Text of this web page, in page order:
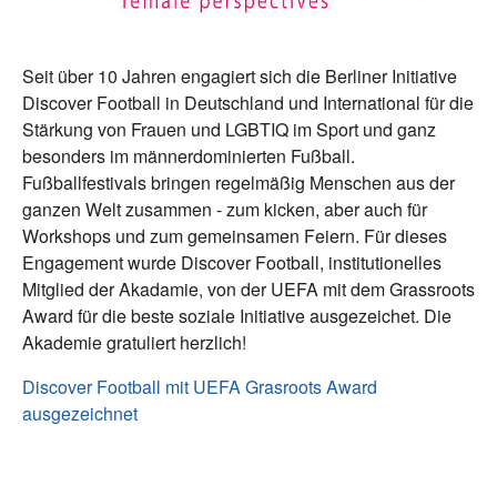
Seit über 10 Jahren engagiert sich die Berliner Initiative
Discover Football in Deutschland und International für die
Stärkung von Frauen und LGBTIQ im Sport und ganz
besonders im männerdominierten Fußball.
Fußballfestivals bringen regelmäßig Menschen aus der
ganzen Welt zusammen - zum kicken, aber auch für
Workshops und zum gemeinsamen Feiern. Für dieses
Engagement wurde Discover Football, institutionelles
Mitglied der Akadamie, von der UEFA mit dem Grassroots
Award für die beste soziale Initiative ausgezeichet. Die
Akademie gratuliert herzlich!
Discover Football mit UEFA Grasroots Award
ausgezeichnet